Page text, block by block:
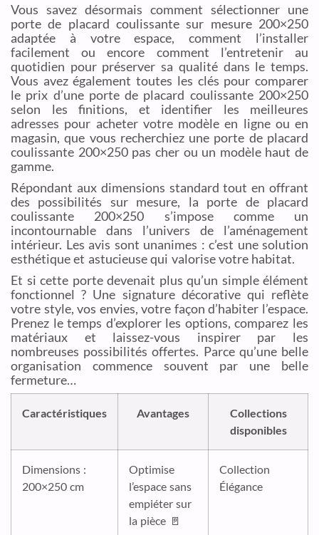
Vous savez désormais comment sélectionner une
porte de placard coulissante sur mesure 200×250
adaptée à votre espace, comment l’installer
facilement ou encore comment l’entretenir au
quotidien pour préserver sa qualité dans le temps.
Vous avez également toutes les clés pour comparer
le prix d’une porte de placard coulissante 200×250
selon les finitions, et identifier les meilleures
adresses pour acheter votre modèle en ligne ou en
magasin, que vous recherchiez une porte de placard
coulissante 200×250 pas cher ou un modèle haut de
gamme.
Répondant aux dimensions standard tout en offrant
des possibilités sur mesure, la porte de placard
coulissante 200×250 s’impose comme un
incontournable dans l’univers de l’aménagement
intérieur. Les avis sont unanimes : c’est une solution
esthétique et astucieuse qui valorise votre habitat.
Et si cette porte devenait plus qu’un simple élément
fonctionnel ? Une signature décorative qui reflète
votre style, vos envies, votre façon d’habiter l’espace.
Prenez le temps d’explorer les options, comparez les
matériaux et laissez-vous inspirer par les
nombreuses possibilités offertes. Parce qu’une belle
organisation commence souvent par une belle
fermeture…
Caractéristiques Avantages
Collections
disponibles
Dimensions :
200×250 cm
Optimise
l’espace sans
empiéter sur
la pièce 🚪
Collection
Élégance